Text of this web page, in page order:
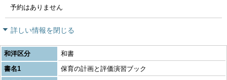
予約はありません
詳しい情報を閉じる
和洋区分
和書
書名1
保育の計画と評価演習ブック